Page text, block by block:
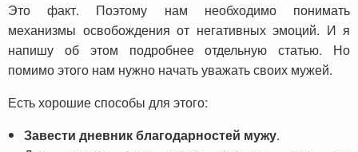
Это факт. Поэтому нам необходимо понимать
механизмы освобождения от негативных эмоций. И я
напишу об этом подробнее отдельную статью. Но
помимо этого нам нужно начать уважать своих мужей.
Есть хорошие способы для этого:
Завести дневник благодарностей мужу.